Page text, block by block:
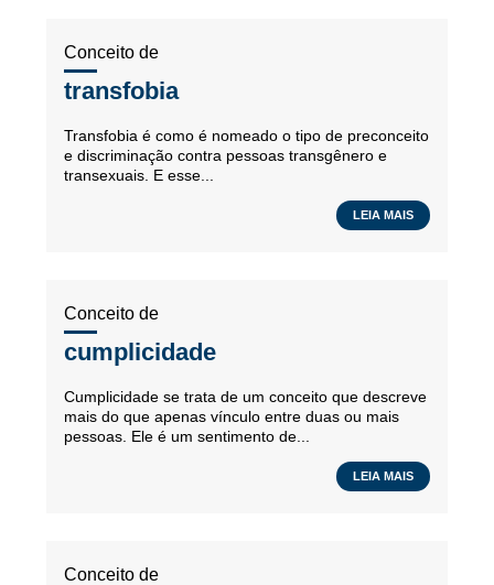
Conceito de
transfobia
Transfobia é como é nomeado o tipo de preconceito
e discriminação contra pessoas transgênero e
transexuais. E esse...
LEIA MAIS
Conceito de
cumplicidade
Cumplicidade se trata de um conceito que descreve
mais do que apenas vínculo entre duas ou mais
pessoas. Ele é um sentimento de...
LEIA MAIS
Conceito de